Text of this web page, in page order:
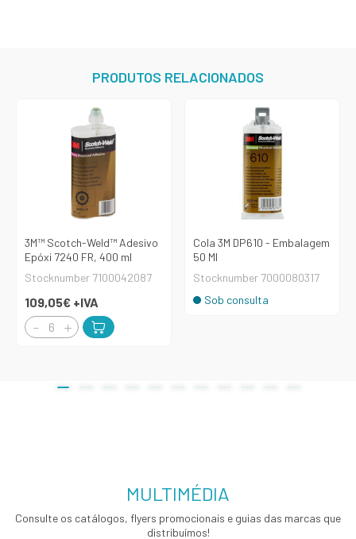
PRODUTOS RELACIONADOS
3M™ Scotch-Weld™ Adesivo
Epóxi 7240 FR, 400 ml
Stocknumber 7100042087
109,05€ +IVA
Cola 3M DP610 - Embalagem
50 Ml
Stocknumber 7000080317
Sob consulta
MULTIMÉDIA
Consulte os catálogos, flyers promocionais e guias das marcas que
distribuímos!